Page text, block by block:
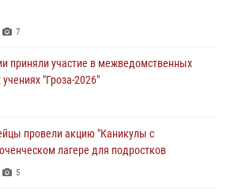
7
приняли участие в межведомственных
"Гроза-2026"
провели акцию "Каникулы с
лагере для подростков
5